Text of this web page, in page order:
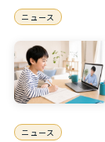
ニュース
ニュース